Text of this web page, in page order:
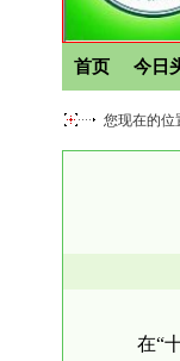
首页 今日
您现在的位
在“